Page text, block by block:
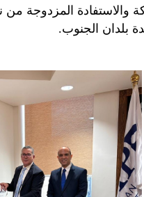
والاستفادة المزدوجة
بلدان الجنوب.